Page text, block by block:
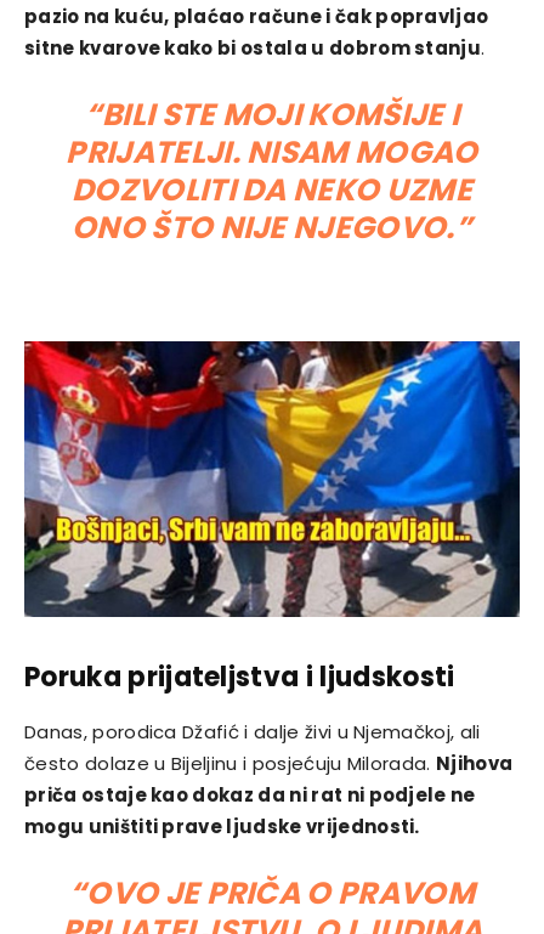
pazio na kuću, plaćao račune i čak popravljao
sitne kvarove kako bi ostala u dobrom stanju.
“BILI STE MOJI KOMŠIJE I
PRIJATELJI. NISAM MOGAO
DOZVOLITI DA NEKO UZME
ONO ŠTO NIJE NJEGOVO.”
Poruka prijateljstva i ljudskosti
Danas, porodica Džafić i dalje živi u Njemačkoj, ali
često dolaze u Bijeljinu i posjećuju Milorada. Njihova
priča ostaje kao dokaz da ni rat ni podjele ne
mogu uništiti prave ljudske vrijednosti.
“OVO JE PRIČA O PRAVOM